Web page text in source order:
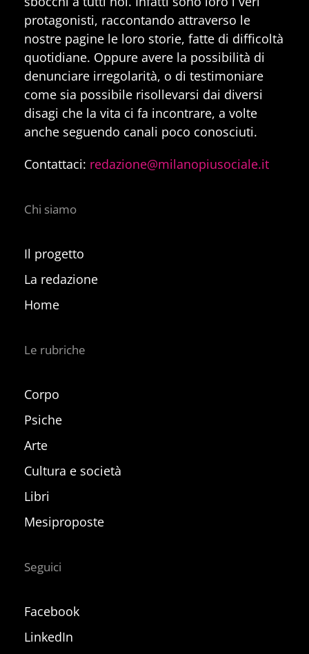
protagonisti, raccontando attraverso le
nostre pagine le loro storie, fatte di difficoltà
quotidiane. Oppure avere la possibilità di
denunciare irregolarità, o di testimoniare
come sia possibile risollevarsi dai diversi
disagi che la vita ci fa incontrare, a volte
anche seguendo canali poco conosciuti.
Contattaci: redazione@milanopiusociale.it
Chi siamo
Il progetto
La redazione
Home
Le rubriche
Corpo
Psiche
Arte
Cultura e società
Libri
Mesiproposte
Seguici
Facebook
LinkedIn